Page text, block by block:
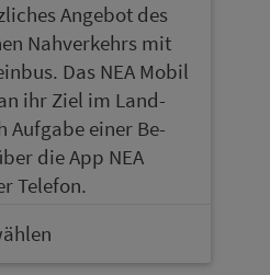
An­ge­bot des
Nah­ver­kehrs mit
Das NEA Mobil
ihr Ziel im Land­
Aufgabe einer Be­
die App NEA
Telefon.